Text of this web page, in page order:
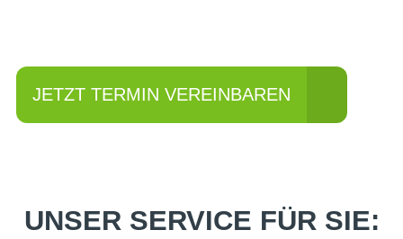
JETZT TERMIN VEREINBAREN
UNSER SERVICE FÜR SIE: